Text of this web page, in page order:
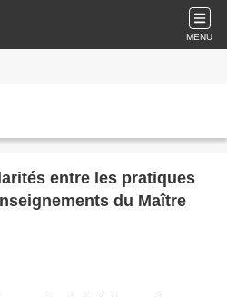
MENU
entre les pratiques
du Maître